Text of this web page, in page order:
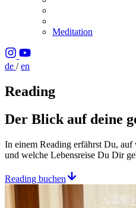
Meditation
de / en
Reading
Der Blick auf deine
In einem Reading erfährst Du,
und welche Lebensreise Du Dir
Reading buchen